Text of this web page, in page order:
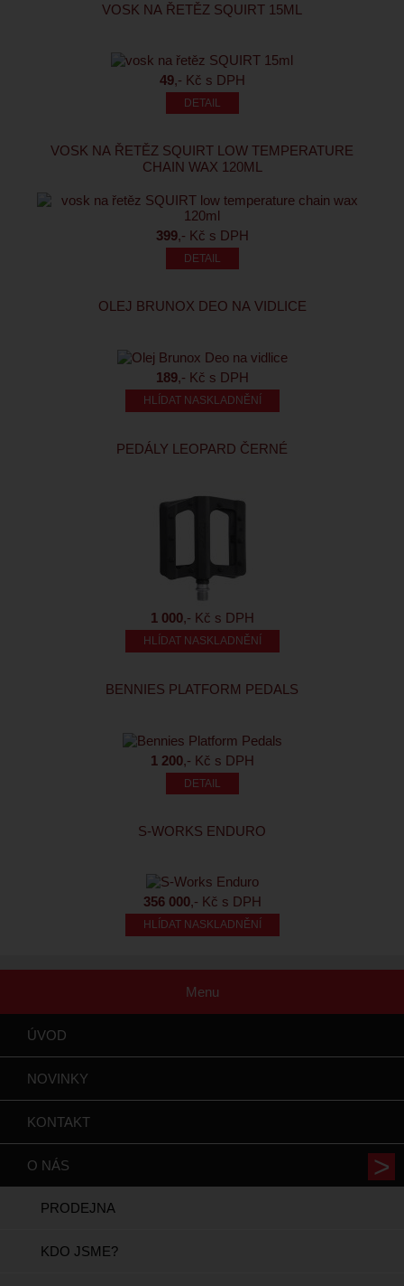
VOSK NA ŘETĚZ SQUIRT 15ML
49,- Kč s DPH
VOSK NA ŘETĚZ SQUIRT LOW TEMPERATURE
CHAIN WAX 120ML
399,- Kč s DPH
OLEJ BRUNOX DEO NA VIDLICE
189,- Kč s DPH
HLÍDAT NASKLADNĚNÍ
PEDÁLY LEOPARD ČERNÉ
1 000,- Kč s DPH
HLÍDAT NASKLADNĚNÍ
BENNIES PLATFORM PEDALS
1 200,- Kč s DPH
S-WORKS ENDURO
356 000,- Kč s DPH
HLÍDAT NASKLADNĚNÍ
Menu
ÚVOD
NOVINKY
KONTAKT
O NÁS
PRODEJNA
KDO JSME?